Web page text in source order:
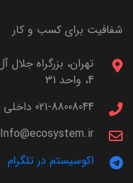
شفافیت برای کسب و کار
4، واحد 31
021-88008044 داخلی 4
Info@ecosystem.ir
اکوسیستم در تلگرام